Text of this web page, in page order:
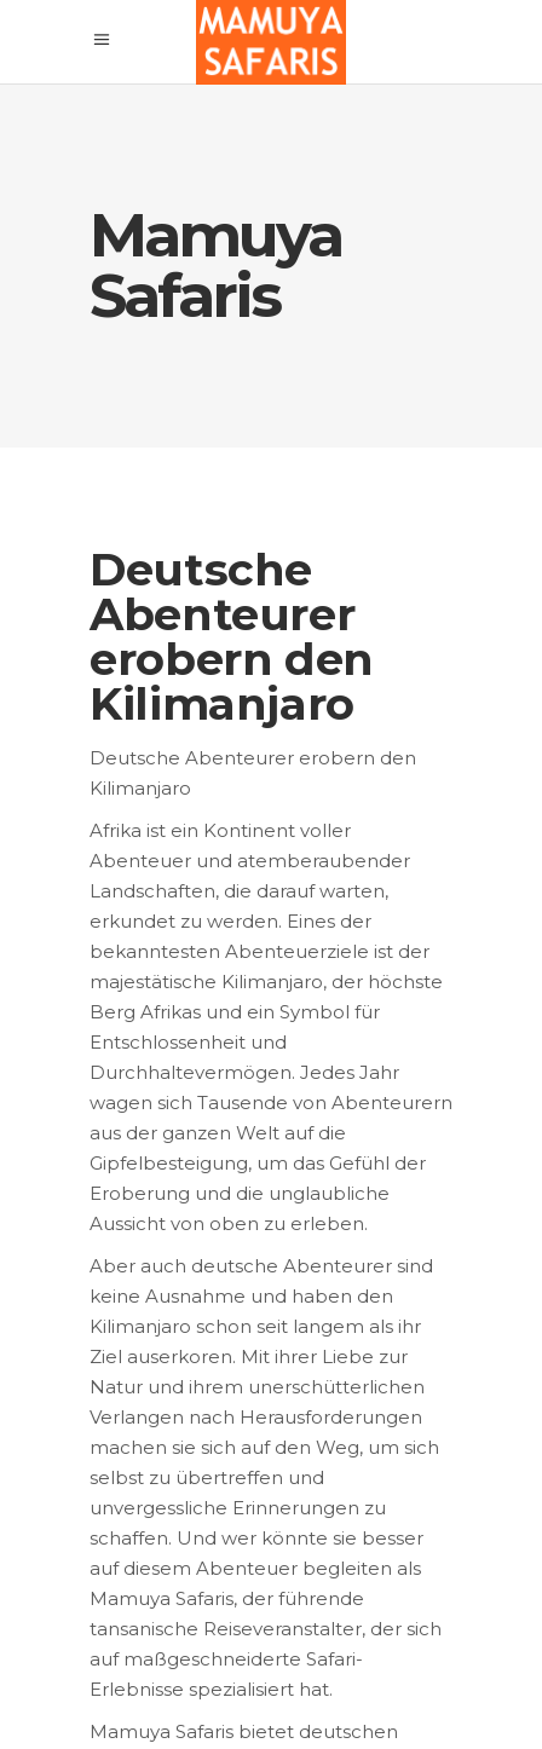
Mamuya
Safaris
Deutsche
Abenteurer
erobern den
Kilimanjaro
Deutsche Abenteurer erobern den
Kilimanjaro
Afrika ist ein Kontinent voller
Abenteuer und atemberaubender
Landschaften, die darauf warten,
erkundet zu werden. Eines der
bekanntesten Abenteuerziele ist der
majestätische Kilimanjaro, der höchste
Berg Afrikas und ein Symbol für
Entschlossenheit und
Durchhaltevermögen. Jedes Jahr
wagen sich Tausende von Abenteurern
aus der ganzen Welt auf die
Gipfelbesteigung, um das Gefühl der
Eroberung und die unglaubliche
Aussicht von oben zu erleben.
Aber auch deutsche Abenteurer sind
keine Ausnahme und haben den
Kilimanjaro schon seit langem als ihr
Ziel auserkoren. Mit ihrer Liebe zur
Natur und ihrem unerschütterlichen
Verlangen nach Herausforderungen
machen sie sich auf den Weg, um sich
selbst zu übertreffen und
unvergessliche Erinnerungen zu
schaffen. Und wer könnte sie besser
auf diesem Abenteuer begleiten als
Mamuya Safaris, der führende
tansanische Reiseveranstalter, der sich
auf maßgeschneiderte Safari-
Erlebnisse spezialisiert hat.
Mamuya Safaris bietet deutschen